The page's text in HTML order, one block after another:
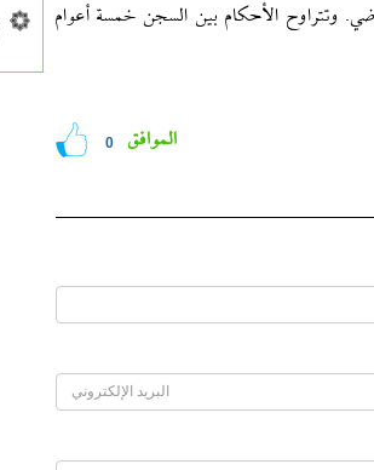
وتتراوح الأحكام بين السجن خمسة أعوام
0 الموافق